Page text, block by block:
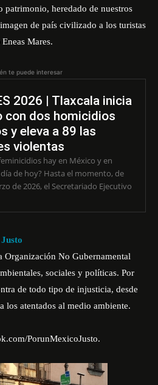
patrimonio, heredado de nuestros
de país civilizado a los turistas
Mares.
te puede interesar
2026 | Tlaxcala inicia
con dos homicidios
y eleva a 89 las
violentas
hay en México y en
Hasta el momento, de
de 2026, el Secretariado Ejecutivo
Organización No Gubernamental
sociales y políticas. Por
de todo tipo de injusticia, desde
los atentados al medio ambiente.
PorunMexicoJusto.